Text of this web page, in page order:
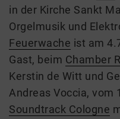
in der Kirche Sankt
Orgelmusik und
Feuerwache ist am
Gast, beim Chamber
Kerstin de Witt und
Andreas Voccia, vom
Soundtrack Cologne